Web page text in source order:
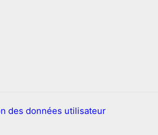
des données utilisateur